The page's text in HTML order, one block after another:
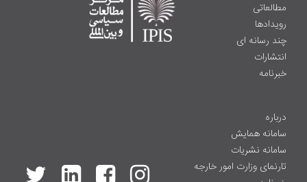
مطالعاتی
رویدادها
چند رسانه ای
انتشارات
خبرنامه
درباره
سامانه همایش
سامانه نشریات
تارنمای وزارت امور خارجه